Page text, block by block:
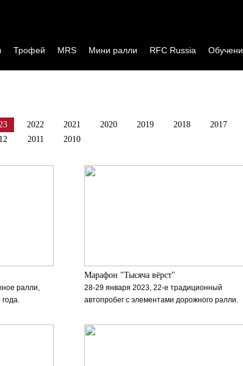
Трофей MRS Мини ралли RFC Russia
2022 2021 2020 2019 2018 2017
2011 2010
ралли,
Марафон "Тысяча вёрст"
28-29 января 2023, 22-е традиционный
автопробег с элементами дорожного ралли.